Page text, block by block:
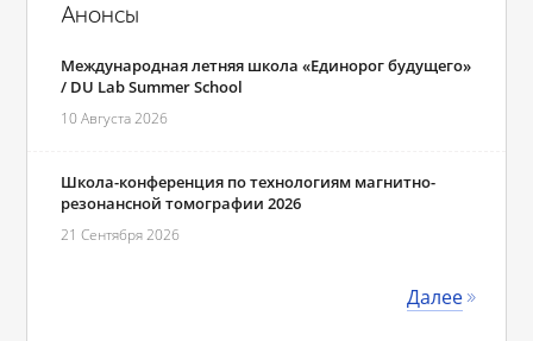
Анонсы
Международная летняя школа «Единорог будущего»
/ DU Lab Summer School
10 Августа 2026
Школа-конференция по технологиям магнитно-
резонансной томографии 2026
21 Сентября 2026
Далее